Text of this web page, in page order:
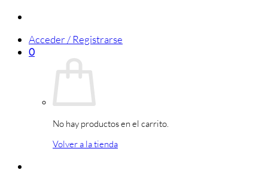
Saltar
contenidoAcceder / Registrarse
0
No hay productos en el carrito.
Volver a la tienda